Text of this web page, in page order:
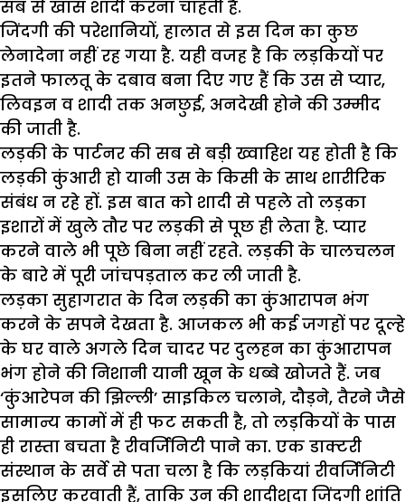
सब से खास शादी करना चाहती है.
जिंदगी की परेशानियों, हालात से इस दिन का कुछ
लेनादेना नहीं रह गया है. यही वजह है कि लड़कियों पर
इतने फालतू के दबाव बना दिए गए हैं कि उस से प्यार,
लिवइन व शादी तक अनछुई, अनदेखी होने की उम्मीद
की जाती है.
लड़की के पार्टनर की सब से बड़ी ख्वाहिश यह होती है कि
लड़की कुंआरी हो यानी उस के किसी के साथ शारीरिक
संबंध न रहे हों. इस बात को शादी से पहले तो लड़का
इशारों में खुले तौर पर लड़की से पूछ ही लेता है. प्यार
करने वाले भी पूछे बिना नहीं रहते. लड़की के चालचलन
के बारे में पूरी जांचपड़ताल कर ली जाती है.
लड़का सुहागरात के दिन लड़की का कुंआरापन भंग
करने के सपने देखता है. आजकल भी कई जगहों पर दूल्हे
के घर वाले अगले दिन चादर पर दुलहन का कुंआरापन
भंग होने की निशानी यानी खून के धब्बे खोजते हैं. जब
‘कुंआरेपन की झिल्ली’ साइकिल चलाने, दौड़ने, तैरने जैसे
सामान्य कामों में ही फट सकती है, तो लड़कियों के पास
ही रास्ता बचता है रीवर्जिनिटी पाने का. एक डाक्टरी
संस्थान के सर्वे से पता चला है कि लड़कियां रीवर्जिनिटी
इसलिए करवाती हैं, ताकि उन की शादीशुदा जिंदगी शांति